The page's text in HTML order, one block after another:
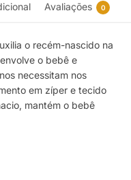
Avaliações 0
o recém-nascido na
o bebê e
necessitam nos
em zíper e tecido
mantém o bebê